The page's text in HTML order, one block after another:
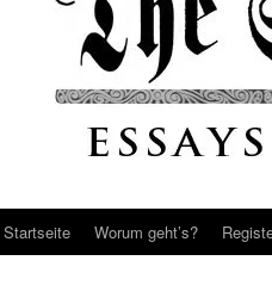
Startseite Worum geht’s?